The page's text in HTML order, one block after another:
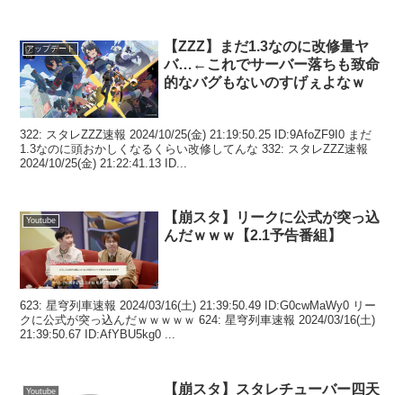
アップデート
【ZZZ】まだ1.3なのに改修量ヤ
バ…←これでサーバー落ちも致命
的なバグもないのすげぇよなｗ
322: スタレZZZ速報 2024/10/25(金) 21:19:50.25 ID:9AfoZF9I0 まだ
1.3なのに頭おかしくなるくらい改修してんな 332: スタレZZZ速報
2024/10/25(金) 21:22:41.13 ID...
Youtube
【崩スタ】リークに公式が突っ込
んだｗｗｗ【2.1予告番組】
623: 星穹列車速報 2024/03/16(土) 21:39:50.49 ID:G0cwMaWy0 リー
クに公式が突っ込んだｗｗｗｗｗ 624: 星穹列車速報 2024/03/16(土)
21:39:50.67 ID:AfYBU5kg0 ...
Youtube
【崩スタ】スタレチューバー四天